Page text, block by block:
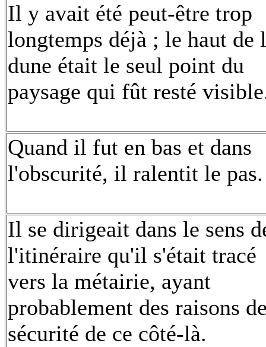
Il y avait été peut-être trop
longtemps déjà ; le haut de
dune était le seul point du
paysage qui fût resté
Quand il fut en bas et dans
l'obscurité, il ralentit le pas.
Il se dirigeait dans le sens
l'itinéraire qu'il s'était tracé
vers la métairie, ayant
probablement des raisons
sécurité de ce côté-là.